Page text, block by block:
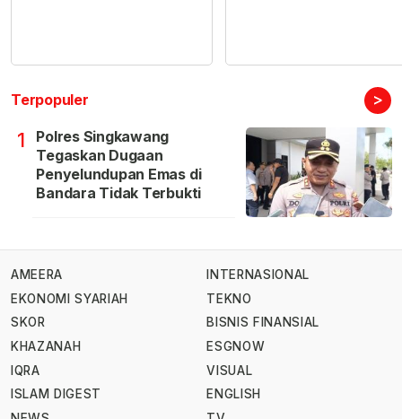
Terpopuler >
1
Polres Singkawang
Tegaskan Dugaan
Penyelundupan Emas di
Bandara Tidak Terbukti
AMEERA
EKONOMI SYARIAH
SKOR
KHAZANAH
IQRA
ISLAM DIGEST
INTERNASIONAL
TEKNO
BISNIS FINANSIAL
ESGNOW
VISUAL
ENGLISH